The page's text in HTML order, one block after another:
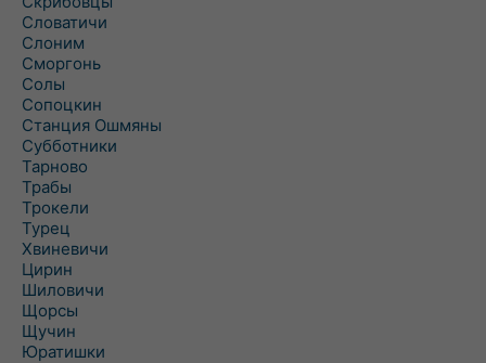
Словатичи
Слоним
Сморгонь
Солы
Сопоцкин
Станция Ошмяны
Субботники
Тарново
Трабы
Трокели
Турец
Хвиневичи
Цирин
Шиловичи
Щорсы
Щучин
Юратишки